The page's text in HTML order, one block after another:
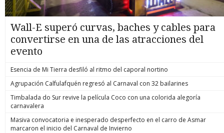
Wall-E superó curvas, baches y cables para
convertirse en una de las atracciones del
evento
Esencia de Mi Tierra desfiló al ritmo del caporal nortino
Agrupación Calfulafquén regresó al Carnaval con 32 bailarines
Timbalada do Sur revive la película Coco con una colorida alegoría
carnavalera
Masiva convocatoria e inesperado desperfecto en el carro de Asmar
marcaron el inicio del Carnaval de Invierno